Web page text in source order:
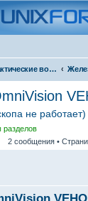
Практические вопросы
не работает)
разделов
2 сообщения •